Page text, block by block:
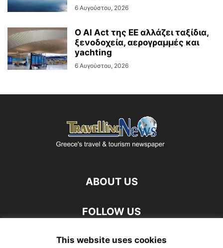
6 Αυγούστου, 2026
Ο AI Act της ΕΕ αλλάζει ταξίδια,
ξενοδοχεία, αερογραμμές και
yachting
6 Αυγούστου, 2026
ABOUT US
FOLLOW US
This website uses cookies